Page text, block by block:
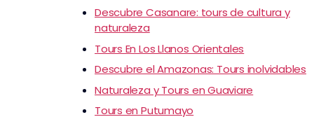
Descubre Casanare: tours de cultura y
naturaleza
Tours En Los Llanos Orientales
Descubre el Amazonas: Tours inolvidables
Naturaleza y Tours en Guaviare
Tours en Putumayo